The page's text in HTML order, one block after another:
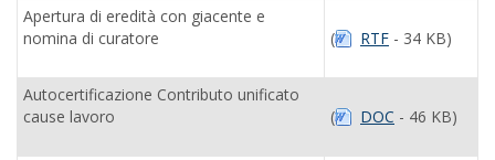
Apertura di eredità con giacente e
nomina di curatore
( RTF - 34 KB)
Autocertificazione Contributo unificato
cause lavoro
( DOC - 46 KB)